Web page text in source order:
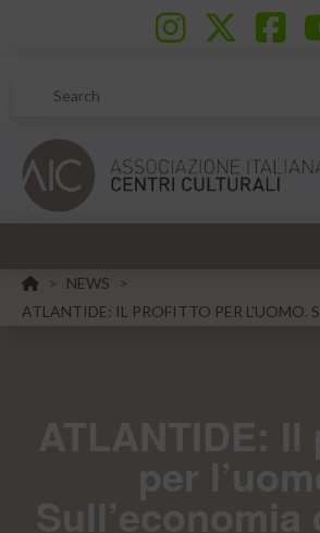
Search
HOME
> NEWS
>
ATLANTIDE: IL PROFITTO PER L'UOMO.